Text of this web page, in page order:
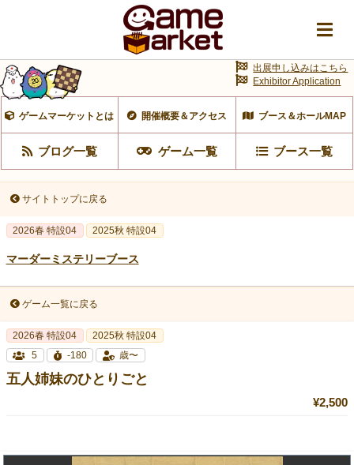
ゲームマーケットとは 開催概要＆アクセス ブース＆ホールMAP
ブログ一覧 ゲーム一覧 ブース一覧
出展申し込みはこちら
Exhibitor Application
サイトトップに戻る
2026春 特設04 2025秋 特設04
マーダーミステリーブース
ゲーム一覧に戻る
2026春 特設04
2025秋 特設04
5
-180 歳〜
五人姉妹のひとりごと
¥2,500